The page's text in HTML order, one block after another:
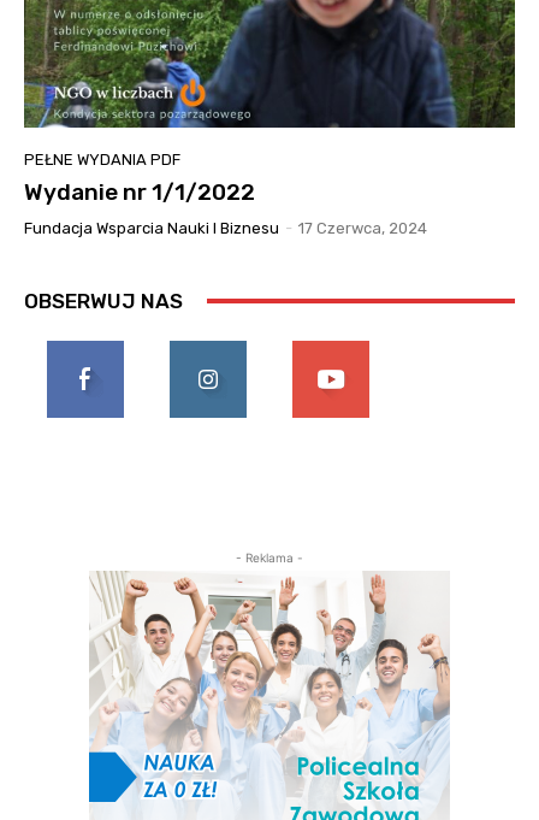
PEŁNE WYDANIA PDF
Wydanie nr 1/1/2022
Fundacja Wsparcia Nauki I Biznesu - 17 Czerwca, 2024
OBSERWUJ NAS
- Reklama -